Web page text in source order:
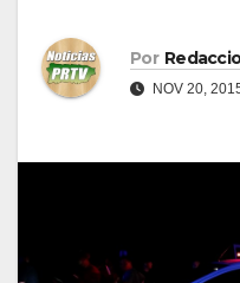
Por
NOV 20,